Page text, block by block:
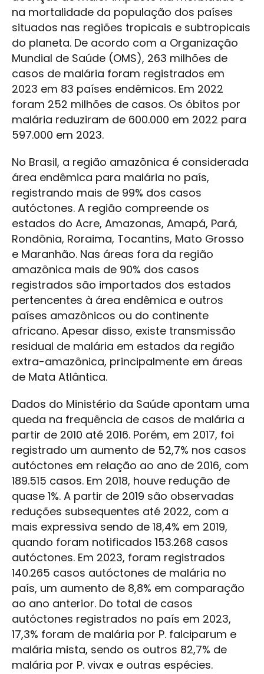
na mortalidade da população dos países
situados nas regiões tropicais e subtropicais
do planeta. De acordo com a Organização
Mundial de Saúde (OMS), 263 milhões de
casos de malária foram registrados em
2023 em 83 países endêmicos. Em 2022
foram 252 milhões de casos. Os óbitos por
malária reduziram de 600.000 em 2022 para
597.000 em 2023.
No Brasil, a região amazônica é considerada
área endêmica para malária no país,
registrando mais de 99% dos casos
autóctones. A região compreende os
estados do Acre, Amazonas, Amapá, Pará,
Rondônia, Roraima, Tocantins, Mato Grosso
e Maranhão. Nas áreas fora da região
amazônica mais de 90% dos casos
registrados são importados dos estados
pertencentes à área endêmica e outros
países amazônicos ou do continente
africano. Apesar disso, existe transmissão
residual de malária em estados da região
extra-amazônica, principalmente em áreas
de Mata Atlântica.
Dados do Ministério da Saúde apontam uma
queda na frequência de casos de malária a
partir de 2010 até 2016. Porém, em 2017, foi
registrado um aumento de 52,7% nos casos
autóctones em relação ao ano de 2016, com
189.515 casos. Em 2018, houve redução de
quase 1%. A partir de 2019 são observadas
reduções subsequentes até 2022, com a
mais expressiva sendo de 18,4% em 2019,
quando foram notificados 153.268 casos
autóctones. Em 2023, foram registrados
140.265 casos autóctones de malária no
país, um aumento de 8,8% em comparação
ao ano anterior. Do total de casos
autóctones registrados no país em 2023,
17,3% foram de malária por P. falciparum e
malária mista, sendo os outros 82,7% de
malária por P. vivax e outras espécies.